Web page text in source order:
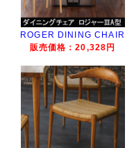
ROGER DINING CHAIR
販売価格：20,328円